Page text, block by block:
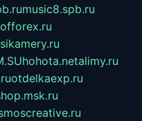
music8.spb.ru
hohota.netalimy.ru
otdelkaexp.ru